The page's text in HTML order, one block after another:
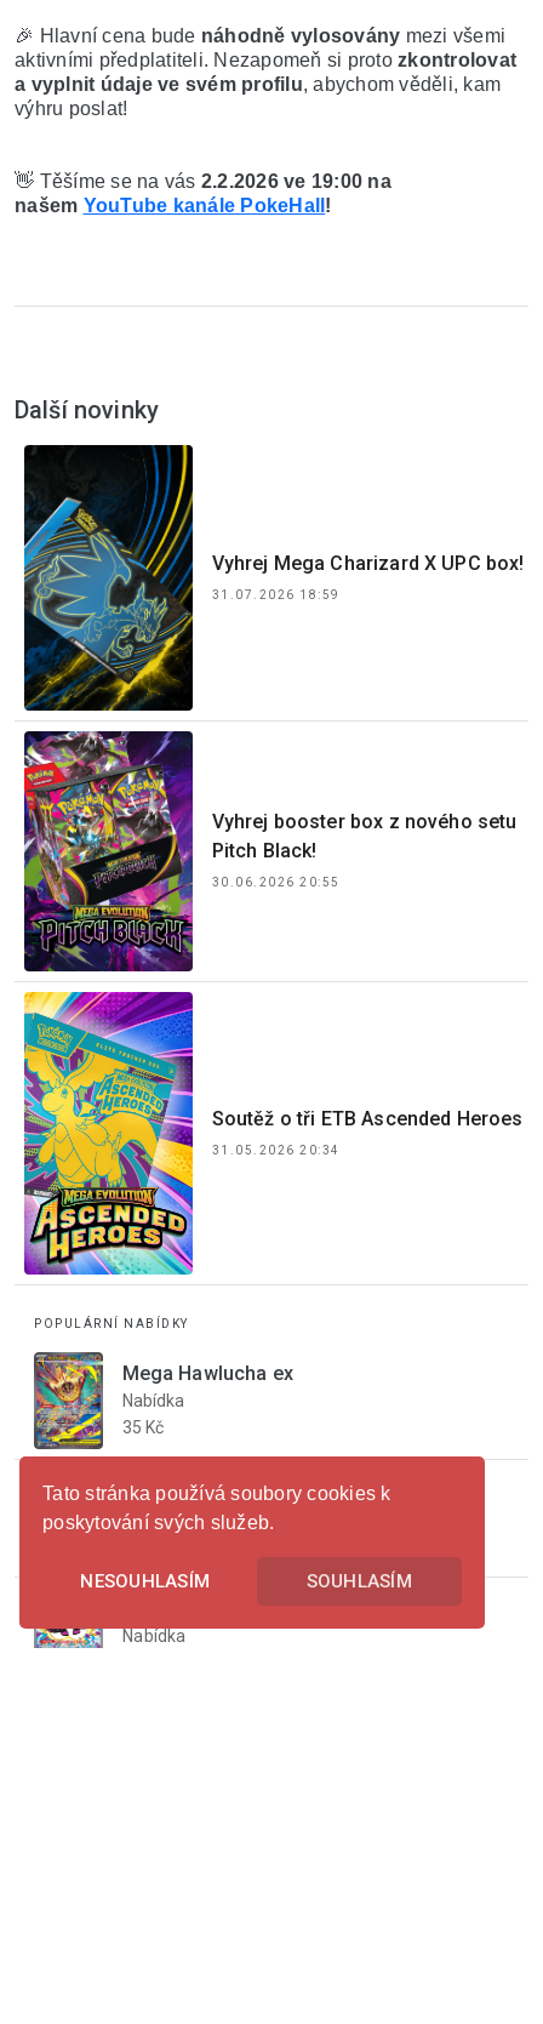
Tato stránka používá soubory cookies k
poskytování svých služeb.
NESOUHLASÍM SOUHLASÍM
🎉 Hlavní cena bude náhodně vylosovány mezi všemi
aktivními předplatiteli. Nezapomeň si proto zkontrolovat
a vyplnit údaje ve svém profilu, abychom věděli, kam
výhru poslat!
👋 Těšíme se na vás 2.2.2026 ve 19:00 na
našem YouTube kanále PokeHall !
Další novinky
Vyhrej Mega Charizard X UPC box!
31.07.2026 18:59
Vyhrej booster box z nového setu
Pitch Black!
30.06.2026 20:55
Soutěž o tři ETB Ascended Heroes
31.05.2026 20:34
POPULÁRNÍ NABÍDKY
Mega Hawlucha ex
Nabídka
35 Kč
Pikachu ex
Nabídka
Nabídka